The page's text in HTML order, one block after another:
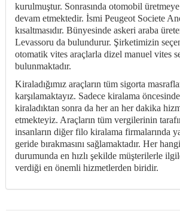
kurulmuştur. Sonrasında otomobil
devam etmektedir. İsmi Peugeot Societe
kısaltmasıdır. Bünyesinde askeri araba
Levassoru da bulundurur. Şirketimizin
otomatik vites araçlarla dizel manuel vites
bulunmaktadır.
Kiraladığımız araçların tüm sigorta
karşılamaktayız. Sadece kiralama
kiraladıktan sonra da her an her dakika
etmekteyiz. Araçların tüm vergilerinin
insanların diğer filo kiralama firmalarında
geride bırakmasını sağlamaktadır. Her
durumunda en hızlı şekilde müşterilerle
verdiği en önemli hizmetlerden biridir.